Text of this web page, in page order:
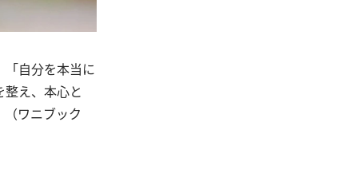
自分を本当に
え、本心と
ワニブック